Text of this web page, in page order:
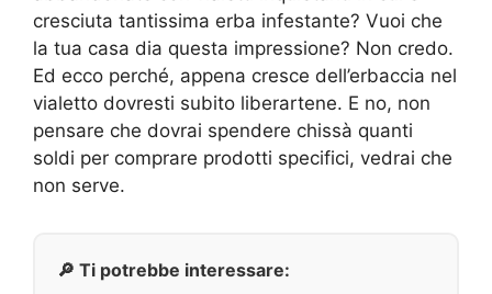
cresciuta tantissima erba infestante? Vuoi che
la tua casa dia questa impressione? Non credo.
Ed ecco perché, appena cresce dell’erbaccia nel
vialetto dovresti subito liberartene. E no, non
pensare che dovrai spendere chissà quanti
soldi per comprare prodotti specifici, vedrai che
non serve.
🔎 Ti potrebbe interessare: